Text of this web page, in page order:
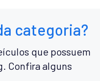
categoria?
que possuem
Confira alguns